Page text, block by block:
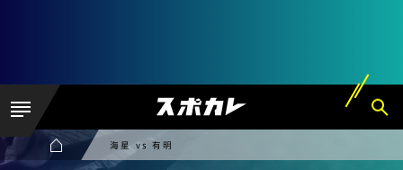
海星 vs 有明